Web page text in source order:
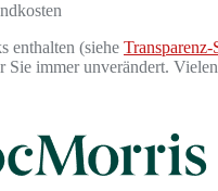
enthalten (siehe Transparenz-
immer unverändert.